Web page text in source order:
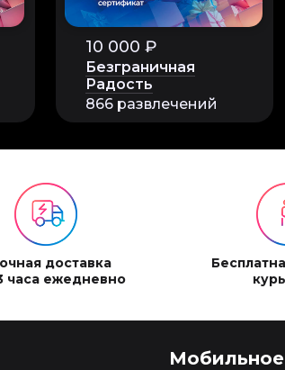
10 000 ₽
Безграничная
Радость
866 развлечений
доставка
часа ежедневно